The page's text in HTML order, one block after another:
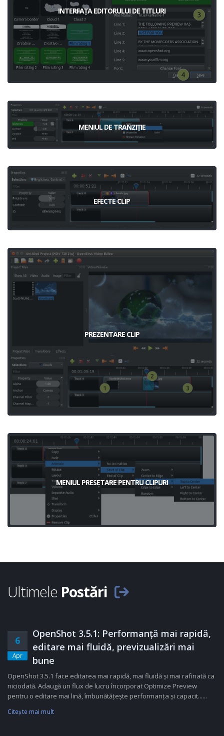
INTERFAȚA EDITORULUI DE TITLURI
MENIUL DE TRANZIȚIE
EFECTE CLIP
PREZENTARE CLIP
MENIUL PRESETARE PENTRU CLIPURI
Ultimele Postări
6
Apr
OpenShot 3.5.1: Performanță mai rapidă,
editare mai fluidă, previzualizări mai
bune
OpenShot 3.5.1 face editarea mai rapidă, mai fluidă și mai rafinată ca
niciodată. Adaugă un flux de lucru încorporat Optimize Preview
pentru o editare mai lină, îmbunătățește performanța și capacit......
Citeşte mai mult